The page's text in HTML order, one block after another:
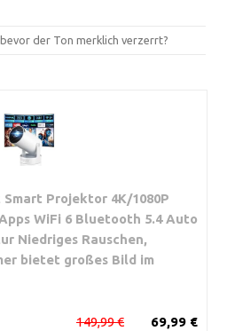
der Ton merklich verzerrt?
Projektor 4K/1080P
WiFi 6 Bluetooth 5.4 Auto
Niedriges Rauschen,
bietet großes Bild im
69,99 €
149,99 €